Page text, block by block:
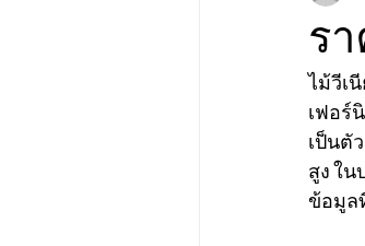
ร
ไม้วีเ
เฟอร์
เป็นตั
สูง ใ
ข้อมูล